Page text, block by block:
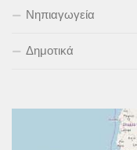
Νηπιαγωγεία
Δημοτικά